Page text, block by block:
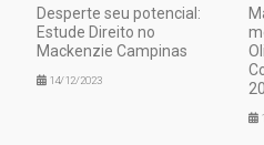
Desperte seu potencial:
Estude Direito no
Mackenzie Campinas
14/12/2023